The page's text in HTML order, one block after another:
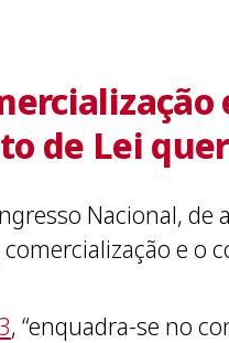
de Lei
Nacional,
e
, “enquadra-se no